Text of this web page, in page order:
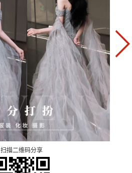
扫描二维码分享